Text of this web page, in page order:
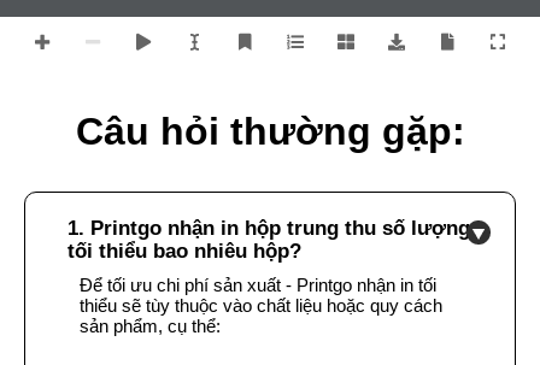
Câu hỏi thường gặp:
1. Printgo nhận in hộp trung thu số lượng
tối thiểu bao nhiêu hộp?
Để tối ưu chi phí sản xuất - Printgo nhận in tối
thiểu sẽ tùy thuộc vào chất liệu hoặc quy cách
sản phẩm, cụ thể: